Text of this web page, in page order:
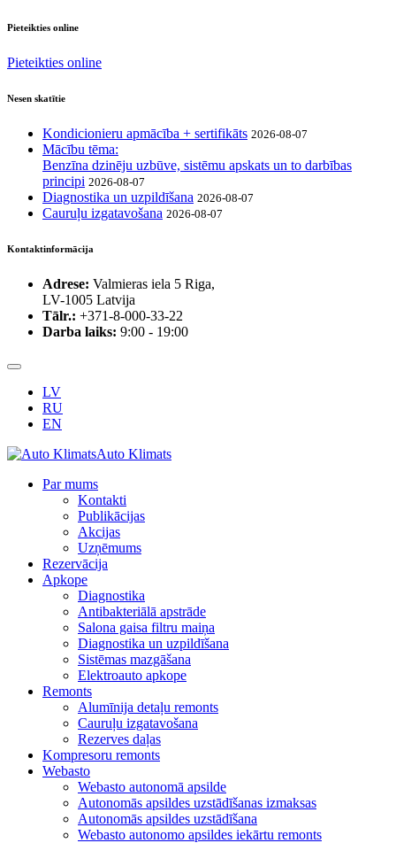
Pieteikties online
Pieteikties online
Nesen skatītie
Kondicionieru apmācība + sertifikāts 2026-08-07
Mācību tēma:
Benzīna dzinēju uzbūve, sistēmu apskats un to darbības
principi 2026-08-07
Diagnostika un uzpildīšana 2026-08-07
Cauruļu izgatavošana 2026-08-07
Kontaktinformācija
Adrese: Valmieras iela 5 Riga,
LV-1005 Latvija
Tālr.: +371-8-000-33-22
Darba laiks: 9:00 - 19:00
LV
RU
EN
Auto Klimats
Par mums
Kontakti
Publikācijas
Akcijas
Uzņēmums
Rezervācija
Apkope
Diagnostika
Antibakteriālā apstrāde
Salona gaisa filtru maiņa
Diagnostika un uzpildīšana
Sistēmas mazgāšana
Elektroauto apkope
Remonts
Alumīnija detaļu remonts
Cauruļu izgatavošana
Rezerves daļas
Kompresoru remonts
Webasto
Webasto autonomā apsilde
Autonomās apsildes uzstādīšanas izmaksas
Autonomās apsildes uzstādīšana
Webasto autonomo apsildes iekārtu remonts